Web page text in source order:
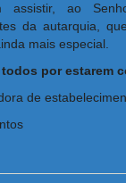
assistir, ao
da autarquia,
mais especial.
por estarem
de